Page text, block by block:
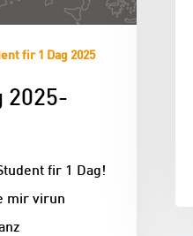
fir 1 Dag 2025
2025-
fir 1 Dag!
mir virun